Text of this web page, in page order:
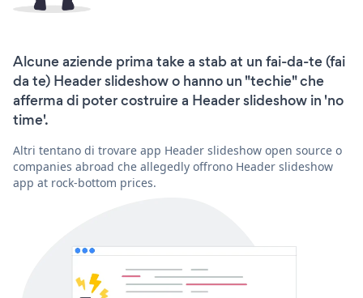
Alcune aziende prima take a stab at un fai-da-te (fai
da te) Header slideshow o hanno un "techie" che
afferma di poter costruire a Header slideshow in 'no
time'.
Altri tentano di trovare app Header slideshow open source o
companies abroad che allegedly offrono Header slideshow
app at rock-bottom prices.